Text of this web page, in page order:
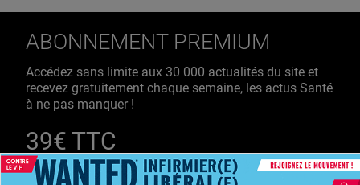
ABONNEMENT PREMIUM
Accédez sans limite aux 30 000 actualités du site et
recevez gratuitement chaque semaine, les actus Santé
à ne pas manquer !
39€ TTC
/ an